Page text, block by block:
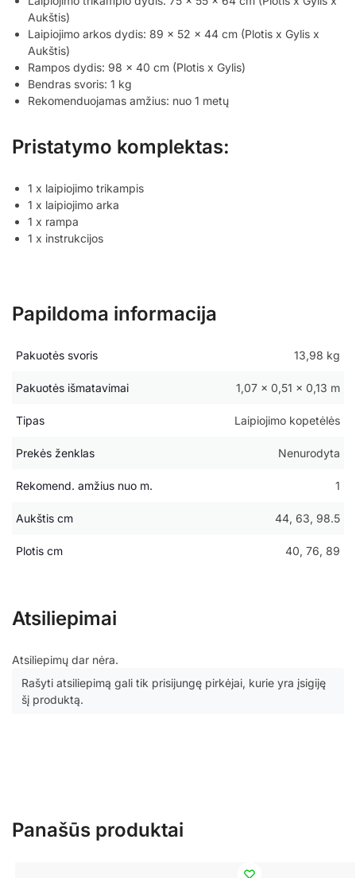
Aukštis)
Laipiojimo arkos dydis: 89 x 52 x 44 cm (Plotis x Gylis x
Aukštis)
Rampos dydis: 98 x 40 cm (Plotis x Gylis)
Bendras svoris: 1 kg
Rekomenduojamas amžius: nuo 1 metų
Pristatymo komplektas:
1 x laipiojimo trikampis
1 x laipiojimo arka
1 x rampa
1 x instrukcijos
Papildoma informacija
Pakuotės svoris 13,98 kg
Pakuotės išmatavimai 1,07 × 0,51 × 0,13 m
Tipas Laipiojimo kopetėlės
Prekės ženklas Nenurodyta
Rekomend. amžius nuo m. 1
Aukštis cm 44, 63, 98.5
Plotis cm 40, 76, 89
Atsiliepimai
Atsiliepimų dar nėra.
Rašyti atsiliepimą gali tik prisijungę pirkėjai, kurie yra įsigiję
šį produktą.
Panašūs produktai